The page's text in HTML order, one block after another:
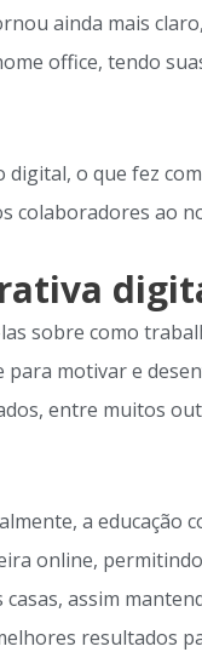
ainda mais
office, tendo
o que fez
colaboradores ao
sobre como
motivar e
entre muitos
a educação
online,
assim
resultados